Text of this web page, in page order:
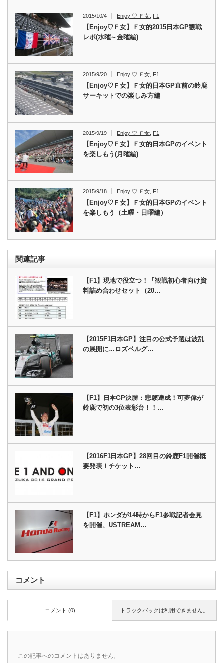
2015/10/4 Enjoy ♡ Ｆ女 F1
【Enjoy♡Ｆ女】Ｆ女的2015日本GP観戦
レポ(水曜～金曜編)
2015/9/20 Enjoy ♡ Ｆ女 F1
【Enjoy♡Ｆ女】Ｆ女的日本GP直前の鈴鹿
サーキットでの楽しみ方編
2015/9/19 Enjoy ♡ Ｆ女 F1
【Enjoy♡Ｆ女】Ｆ女的日本GPのイベント
を楽しもう(月曜編)
2015/9/18 Enjoy ♡ Ｆ女 F1
【Enjoy♡Ｆ女】Ｆ女的日本GPのイベント
を楽しもう（土曜・日曜編）
関連記事
【F1】現地で役立つ！『観戦初心者向け資
料詰め合わせセット（20…
【2015F1日本GP】注目の公式予選は波乱
の展開に…ロズベルグ…
【F1】日本GP決勝：悲願達成！可夢偉が
鈴鹿で初の3位表彰台！！…
【2016F1日本GP】28回目の鈴鹿F1開催概
要発表！チケット…
【F1】ホンダが14時からF1参戦記者会見
を開催、USTREAM…
コメント
トラックバックは利用できません。
コメント (0)
この記事へのコメントはありません。